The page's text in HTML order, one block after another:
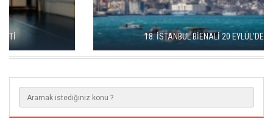
18. İSTANBUL BİENALİ 20 EYLÜL’DE BAŞLIYOR